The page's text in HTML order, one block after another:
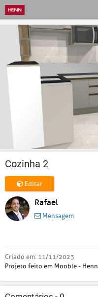
Cozinha 2
Editar
Rafael
Mensagem
Criado em: 11/11/2023
Projeto feito em Mooble - Henn